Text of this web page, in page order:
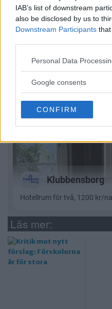
IAB’s list of downstream
also be disclosed by us to
Downstream Participants
Please note that this
not limited to your visit or
use your data for below
consent section.
Personal Data
Google consents
CONFIRM
Läs mer: